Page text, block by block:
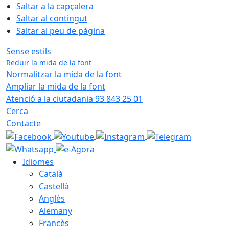
Saltar a la capçalera
Saltar al contingut
Saltar al peu de pàgina
Sense estils
Reduir la mida de la font
Normalitzar la mida de la font
Ampliar la mida de la font
Atenció a la ciutadania 93 843 25 01
Cerca
Contacte
Idiomes
Català
Castellà
Anglès
Alemany
Francès